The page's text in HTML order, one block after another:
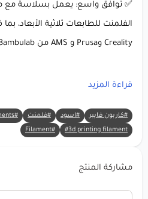
✅ توافق واسع: يعمل بسلاسة مع
Creality وPrusa و AMS من Bambulab والمزيد.
معلومات المنتج: eSUN PETG-CF (أسود) خيط طباعة ثلاثية الأبعاد
🔸 العلامة التجارية:eSUN
🔸 المادة:PETG-CF (بولي إيثيلين
قراءة المزيد
#كاربون فايبر #اسود #فلمنت
#esun filaments
#3d printing filament
#Filament
مشاركة المنتج